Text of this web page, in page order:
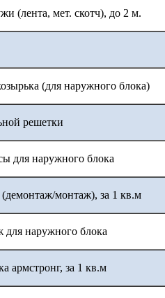
(лента, мет. скотч), до 2 м.
(для наружного блока)
решетки
для наружного блока
(демонтаж/монтаж), за 1 кв.м
для наружного блока
армстронг, за 1 кв.м